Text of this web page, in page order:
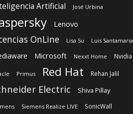
Artificial José Urbina
Lenovo
OnLine Lisa Su Luis Santamaria
Microsoft Nexxt Home Nvidia
Primus Red Hat Rehan Jalil
Electric Shiva Pillay
Siemens Realize LIVE SonicWall